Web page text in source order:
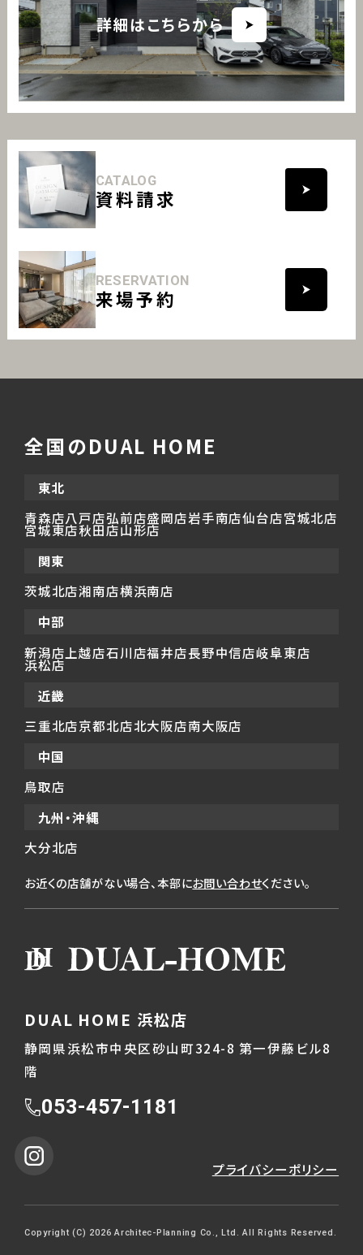
詳細はこちらから
CATALOG
資料請求
RESERVATION
来場予約
全国のDUAL HOME
東北
青森店八戸店弘前店盛岡店岩手南店仙台店宮城北店
宮城東店秋田店山形店
関東
茨城北店湘南店横浜南店
中部
新潟店 上越店石川店福井店長野中信店岐阜東店
浜松店
近畿
三重北店京都北店北大阪店南大阪店
中国
鳥取店
九州・沖縄
大分北店
お近くの店舗がない場合、本部にお問い合わせください。
DUAL HOME 浜松店
静岡県浜松市中央区砂山町324-8 第一伊藤ビル8
階
053-457-1181
プライバシーポリシー
Copyright (C) 2026 Architec-Planning Co., Ltd. All Rights Reserved.